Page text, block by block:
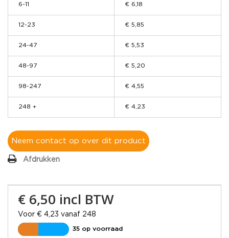
6-11 € 6,18
12-23 € 5,85
24-47 € 5,53
48-97 € 5,20
98-247 € 4,55
248 + € 4,23
Neem contact op over dit product
Afdrukken
€ 6,50 incl BTW
Voor € 4,23 vanaf 248
35 op voorraad